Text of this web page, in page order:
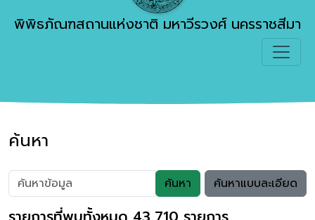
พิพิธภัณฑสถานแห่งชาติ มหาวีรวงศ์ นครราชสีมา
ค้นหา
ค้นหา ค้นหาแบบละเอียด